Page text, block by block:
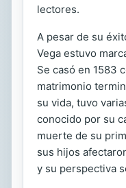
lectores.
A pesar de su
Vega estuvo
Se casó en 1583
matrimonio
su vida, tuvo
conocido por su
muerte de su
sus hijos
y su perspectiva